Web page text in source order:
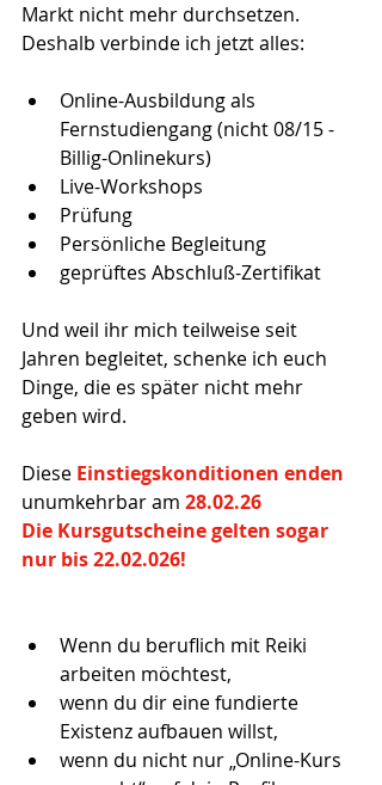
Markt nicht mehr durchsetzen.
Deshalb verbinde ich jetzt alles:
Online-Ausbildung als
Fernstudiengang (nicht 08/15 -
Billig-Onlinekurs)
Live-Workshops
Prüfung
Persönliche Begleitung
geprüftes Abschluß-Zertifikat
Und weil ihr mich teilweise seit
Jahren begleitet, schenke ich euch
Dinge, die es später nicht mehr
geben wird.
Diese Einstiegskonditionen enden
unumkehrbar am 28.02.26
Die Kursgutscheine gelten sogar
nur bis 22.02.026!
Wenn du beruflich mit Reiki
arbeiten möchtest,
wenn du dir eine fundierte
Existenz aufbauen willst,
wenn du nicht nur „Online-Kurs